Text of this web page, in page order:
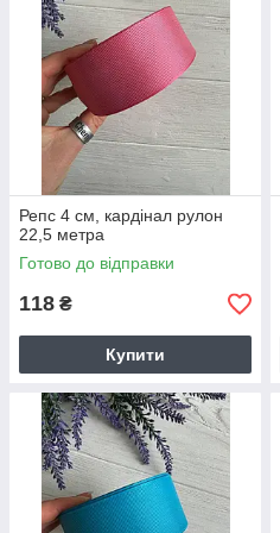
Репс 4 см, кардінал рулон
22,5 метра
Готово до відправки
118 ₴
Купити